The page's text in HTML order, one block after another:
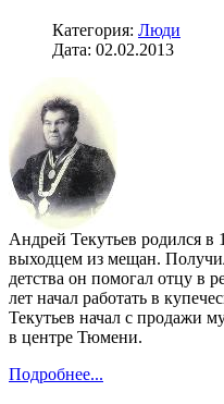
Категория: Люди
Дата: 02.02.2013
Андрей Текутьев родился в
выходцем из мещан.
детства он помогал отцу в
лет начал работать в
Текутьев начал с продажи
в центре Тюмени.
Подробнее...